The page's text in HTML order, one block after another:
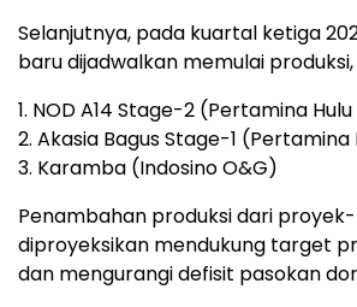
Selanjutnya, pada kuartal ketiga
baru dijadwalkan memulai produksi,
1. NOD A14 Stage-2 (Pertamina
2. Akasia Bagus Stage-1 (Pertamina
3. Karamba (Indosino O&G)
Penambahan produksi dari
diproyeksikan mendukung target
dan mengurangi defisit pasokan